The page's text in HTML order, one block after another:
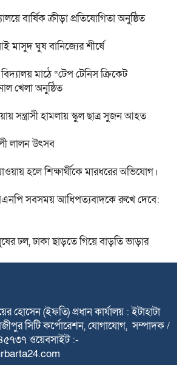
বার্ষিক ক্রীড়া প্রতিযোগিতা অনুষ্ঠিত
মাসুদ ঘুষ বানিজ্যের শীর্ষে
মাঠে “টেপ টেনিস ক্রিকেট
খেলা অনুষ্ঠিত
সন্ত্রাসী হামলায় স্কুল ছাত্র সুজন আহত
লালন উৎসব
হলে শিক্ষার্থীকে মারধরের অভিযোগ।
সবসময় আধিপত্যবাদকে রুখে দেবে:
ঢল, ঢাকা ছাড়তে গিয়ে বাড়তি ভাড়ার
হোসেন (ইফতি) প্রধান কার্যালয় : ইটাহাটা
সিটি কর্পোরেশন, যোগাযোগ, সম্পাদক /
ওয়েবসাইট :-